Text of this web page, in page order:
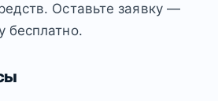
Оставьте заявку —
бесплатно.